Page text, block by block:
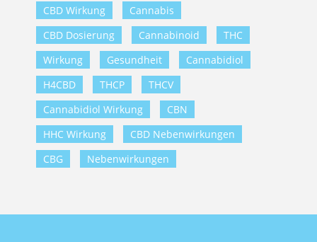
CBD Wirkung
Cannabis
CBD Dosierung
Cannabinoid
THC
Wirkung
Gesundheit
Cannabidiol
H4CBD
THCP
THCV
Cannabidiol Wirkung
CBN
HHC Wirkung
CBD Nebenwirkungen
CBG
Nebenwirkungen